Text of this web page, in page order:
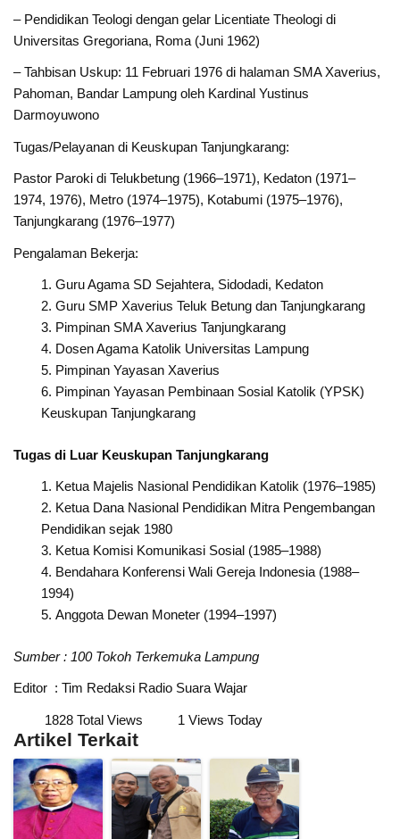
– Pendidikan Teologi dengan gelar Licentiate Theologi di
Universitas Gregoriana, Roma (Juni 1962)
– Tahbisan Uskup: 11 Februari 1976 di halaman SMA Xaverius,
Pahoman, Bandar Lampung oleh Kardinal Yustinus
Darmoyuwono
Tugas/Pelayanan di Keuskupan Tanjungkarang:
Pastor Paroki di Telukbetung (1966–1971), Kedaton (1971–
1974, 1976), Metro (1974–1975), Kotabumi (1975–1976),
Tanjungkarang (1976–1977)
Pengalaman Bekerja:
Guru Agama SD Sejahtera, Sidodadi, Kedaton
Guru SMP Xaverius Teluk Betung dan Tanjungkarang
Pimpinan SMA Xaverius Tanjungkarang
Dosen Agama Katolik Universitas Lampung
Pimpinan Yayasan Xaverius
Pimpinan Yayasan Pembinaan Sosial Katolik (YPSK)
Keuskupan Tanjungkarang
Tugas di Luar Keuskupan Tanjungkarang
Ketua Majelis Nasional Pendidikan Katolik (1976–1985)
Ketua Dana Nasional Pendidikan Mitra Pengembangan
Pendidikan sejak 1980
Ketua Komisi Komunikasi Sosial (1985–1988)
Bendahara Konferensi Wali Gereja Indonesia (1988–
1994)
Anggota Dewan Moneter (1994–1997)
Sumber : 100 Tokoh Terkemuka Lampung
Editor : Tim Redaksi Radio Suara Wajar
1828 Total Views 1 Views Today
Artikel Terkait